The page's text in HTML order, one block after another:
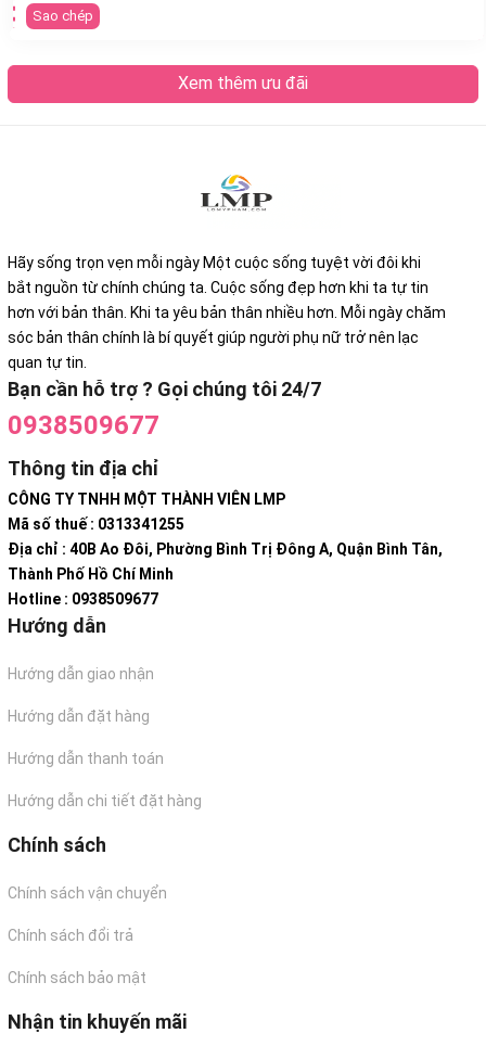
Sao chép
Xem thêm ưu đãi
Hãy sống trọn vẹn mỗi ngày Một cuộc sống tuyệt vời đôi khi
bắt nguồn từ chính chúng ta. Cuộc sống đẹp hơn khi ta tự tin
hơn với bản thân. Khi ta yêu bản thân nhiều hơn. Mỗi ngày chăm
sóc bản thân chính là bí quyết giúp người phụ nữ trở nên lạc
quan tự tin.
Bạn cần hỗ trợ ? Gọi chúng tôi 24/7
0938509677
Thông tin địa chỉ
CÔNG TY TNHH MỘT THÀNH VIÊN LMP
Mã số thuế : 0313341255
Địa chỉ : 40B Ao Đôi, Phường Bình Trị Đông A, Quận Bình Tân,
Thành Phố Hồ Chí Minh
Hotline : 0938509677
Hướng dẫn
Hướng dẫn giao nhận
Hướng dẫn đặt hàng
Hướng dẫn thanh toán
Hướng dẫn chi tiết đặt hàng
Chính sách
Chính sách vận chuyển
Chính sách đổi trả
Chính sách bảo mật
Nhận tin khuyến mãi